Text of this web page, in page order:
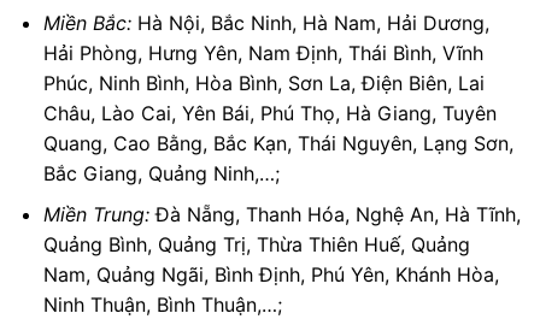
Miền Bắc:Hà Nội, Bắc Ninh, Hà Nam, Hải Dương,
Hải Phòng, Hưng Yên, Nam Định, Thái Bình, Vĩnh
Phúc, Ninh Bình, Hòa Bình, Sơn La, Điện Biên, Lai
Châu, Lào Cai, Yên Bái, Phú Thọ, Hà Giang, Tuyên
Quang, Cao Bằng, Bắc Kạn, Thái Nguyên, Lạng Sơn,
Bắc Giang, Quảng Ninh,…;
Miền Trung:Đà Nẵng, Thanh Hóa, Nghệ An, Hà Tĩnh,
Quảng Bình, Quảng Trị, Thừa Thiên Huế, Quảng
Nam, Quảng Ngãi, Bình Định, Phú Yên, Khánh Hòa,
Ninh Thuận, Bình Thuận,…;